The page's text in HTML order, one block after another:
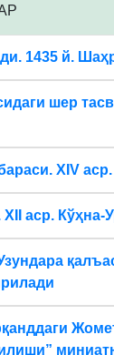
1435 й.
шер
XIV
аср. Кўҳна-